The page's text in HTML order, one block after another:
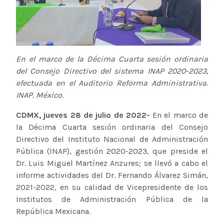
En el marco de la Décima Cuarta sesión ordinaria
del Consejo Directivo del sistema INAP 2020-2023,
efectuada en el Auditorio Reforma Administrativa.
INAP. México.
CDMX, jueves 28 de julio de 2022- En el marco de
la Décima Cuarta sesión ordinaria del Consejo
Directivo del Instituto Nacional de Administración
Pública (INAP), gestión 2020-2023, que preside el
Dr. Luis Miguel Martínez Anzures; se llevó a cabo el
informe actividades del Dr. Fernando Álvarez Simán,
2021-2022, en su calidad de Vicepresidente de los
Institutos de Administración Pública de la
República Mexicana.